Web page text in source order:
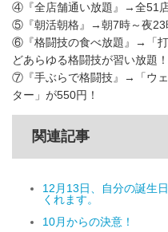
④『全店舗通い放題』→全51店
⑤『朝活朝格』→朝7時～夜23
⑥『格闘技の食べ放題』→「
どあらゆる格闘技が習い放題！
⑦『手ぶらで格闘技』→「ウ
ター」が550円！
関連記事
12月13日、自分の誕生
くれます。
10月からの決意！